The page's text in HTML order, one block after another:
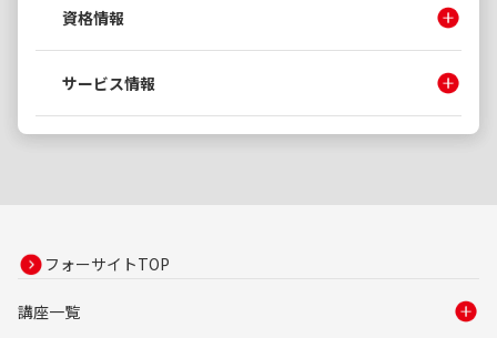
資格情報
サービス情報
フォーサイトTOP
講座一覧